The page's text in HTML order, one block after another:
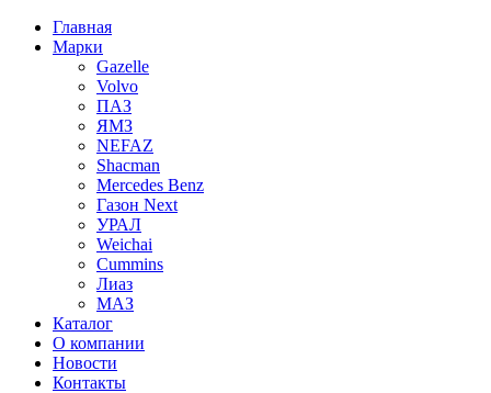
Главная
Марки
Gazelle
Volvo
ПАЗ
ЯМЗ
NEFAZ
Shacman
Mercedes Benz
Газон Next
УРАЛ
Weichai
Cummins
Лиаз
МАЗ
Каталог
О компании
Новости
Контакты